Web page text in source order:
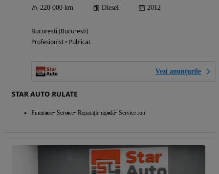
220 000 km Diesel 2012
Bucuresti (Bucuresti)
Profesionist • Publicat
Vezi anunțurile
STAR AUTO RULATE
Finantare Service Reparație rapidă Service roti